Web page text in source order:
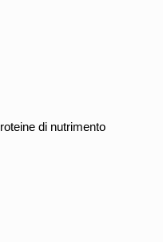
di nutrimento